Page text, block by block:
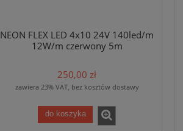
NEON FLEX LED 4x10 24V 140led/m
12W/m czerwony 5m
250,00 zł
zawiera 23% VAT, bez kosztów dostawy
do koszyka